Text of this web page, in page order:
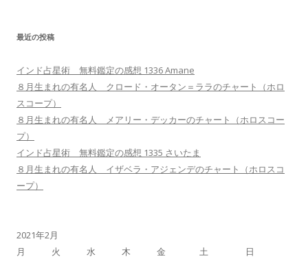
最近の投稿
インド占星術 無料鑑定の感想 1336 Amane
８月生まれの有名人 クロード・オータン＝ララのチャート（ホロ
スコープ）
８月生まれの有名人 メアリー・デッカーのチャート（ホロスコー
プ）
インド占星術 無料鑑定の感想 1335 さいたま
８月生まれの有名人 イザベラ・アジェンデのチャート（ホロスコ
ープ）
2021年2月
月
火 水 木 金 土 日